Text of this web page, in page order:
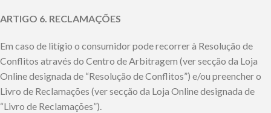
ARTIGO 6. RECLAMAÇÕES
Em caso de litígio o consumidor pode recorrer à Resolução de
Conflitos através do Centro de Arbitragem (ver secção da Loja
Online designada de “Resolução de Conflitos”) e/ou preencher o
Livro de Reclamações (ver secção da Loja Online designada de
“Livro de Reclamações”).